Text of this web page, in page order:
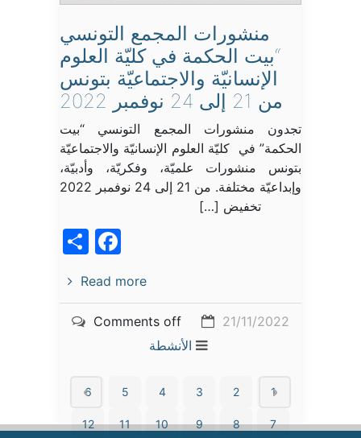
منشورات المجمع التونسي
“بيت الحكمة في كليّة العلوم
الإنسانيّة والاجتماعيّة بتونس
من 21 إلى 24 نوفمبر 2022
تجدون منشورات المجمع التونسي “بيت
الحكمة” في كليّة العلوم الإنسانيّة والاجتماعيّة
بتونس منشورات علميّة، وفكريّة، وأدبيّة،
وإبداعيّة مختلفة. من 21 إلى 24 نوفمبر 2022
تخفيض […]
Read more
21/11/2022
Comments off
الأنشطة
1
2
3
4
5
6
7
8
9
10
11
12